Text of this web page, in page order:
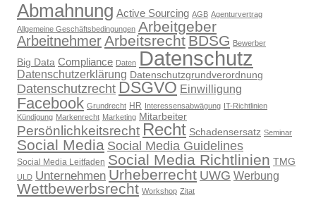
Abmahnung Active Sourcing AGB Agenturvertrag
Allgemeine Geschäftsbedingungen Arbeitgeber
ArbeitnehmerArbeitsrecht BDSG Bewerber
Big Data Compliance Daten Datenschutz
Datenschutzerklärung Datenschutzgrundverordnung
Datenschutzrecht DSGVO Einwilligung
Facebook Grundrecht HR Interessensabwägung IT-Richtlinien
Kündigung Markenrecht Marketing Mitarbeiter
Persönlichkeitsrecht Recht Schadensersatz Seminar
Social Media Social Media Guidelines
Social Media Leitfaden Social Media Richtlinien TMG
ULD Unternehmen Urheberrecht UWG Werbung
Wettbewerbsrecht Workshop Zitat